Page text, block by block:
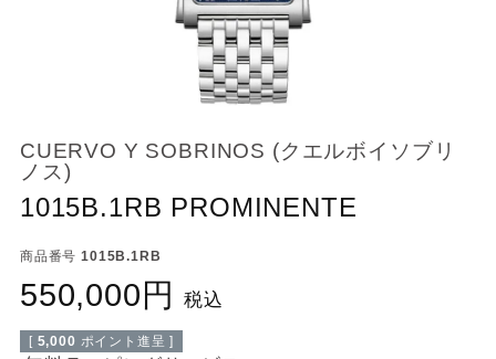
CUERVO Y SOBRINOS (クエルボイソブリ
ノス)
1015B.1RB PROMINENTE
商品番号 1015B.1RB
550,000 税込
[ 5,000 ポイント進呈 ]